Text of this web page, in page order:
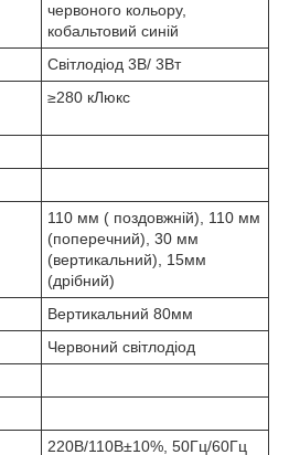
червоного кольору,
кобальтовий синій
Світлодіод 3В/ 3Вт
≥280 кЛюкс
110 мм ( поздовжній), 110 мм
(поперечний), 30 мм
(вертикальний), 15мм
(дрібний)
Вертикальний 80мм
Червоний світлодіод
220В/110В±10%, 50Гц/60Гц